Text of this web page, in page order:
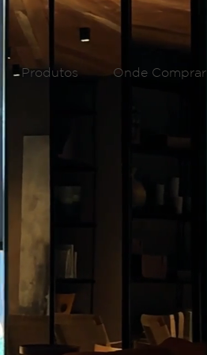
Produtos Onde Comprar